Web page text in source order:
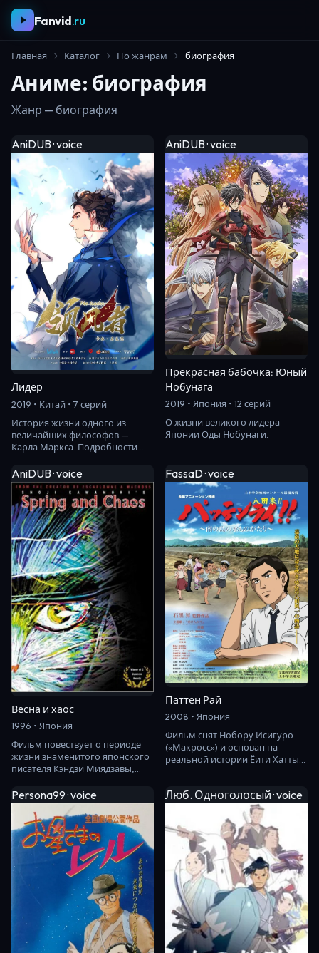
Fanvid.ru
Главная Каталог По жанрам биография
Аниме: биография
Жанр — биография
AniDUB · voice
Лидер
2019 • Китай • 7 серий
История жизни одного из
величайших философов —
Карла Маркса. Подробности
с Фридрихом Энгель…
AniDUB · voice
Прекрасная бабочка: Юный
Нобунага
2019 • Япония • 12 серий
О жизни великого лидера
Японии Оды Нобунаги.
AniDUB · voice
Весна и хаос
1996 • Япония
Фильм повествует о периоде
жизни знаменитого японского
писателя Кэндзи Миядзавы,
сельской ш…
FassaD · voice
Паттен Рай
2008 • Япония
Фильм снят Нобору Исигуро
(«Макросс») и основан на
реальной истории Ёити Хатты
Persona99 · voice Люб. Одноголосый · voice